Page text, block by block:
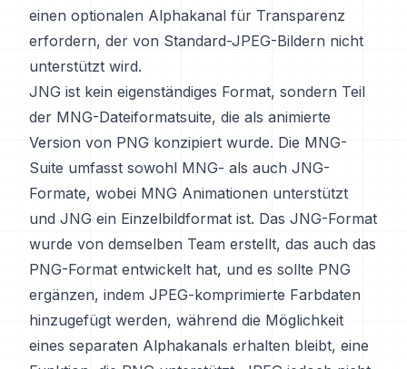
einen optionalen Alphakanal für Transparenz
erfordern, der von Standard-JPEG-Bildern nicht
unterstützt wird.
JNG ist kein eigenständiges Format, sondern Teil
der MNG-Dateiformatsuite, die als animierte
Version von PNG konzipiert wurde. Die MNG-
Suite umfasst sowohl MNG- als auch JNG-
Formate, wobei MNG Animationen unterstützt
und JNG ein Einzelbildformat ist. Das JNG-Format
wurde von demselben Team erstellt, das auch das
PNG-Format entwickelt hat, und es sollte PNG
ergänzen, indem JPEG-komprimierte Farbdaten
hinzugefügt werden, während die Möglichkeit
eines separaten Alphakanals erhalten bleibt, eine